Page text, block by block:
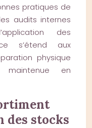
pratiques de
audits internes
des
s’étend aux
physique
en
stocks